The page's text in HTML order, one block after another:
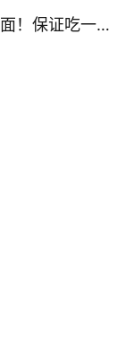
酸辣爽口的凉拌面！保证吃一次就上瘾